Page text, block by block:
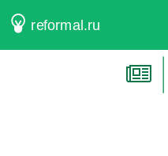
reformal.ru